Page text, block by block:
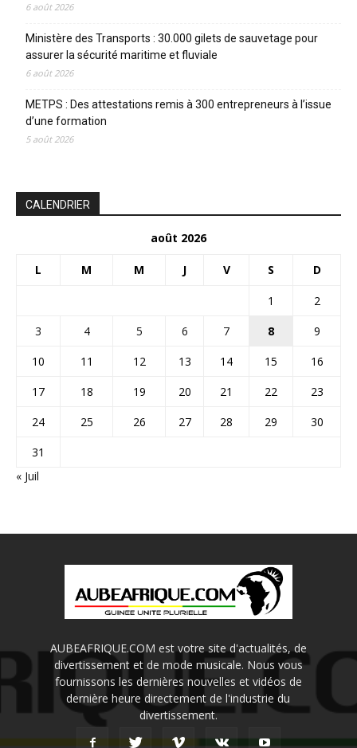
6 août 2026
Ministère des Transports : 30.000 gilets de sauvetage pour
assurer la sécurité maritime et fluviale
6 août 2026
METPS : Des attestations remis à 300 entrepreneurs à l’issue
d’une formation
5 août 2026
CALENDRIER
août 2026
L M M J V S D
1
2
3
4 5 6 7 8
9
10
11 12 13 14 15
16
17
18 19 20 21 22
23
24
25 26 27 28 29
30
31
« Juil
AUBEAFRIQUE.COM est votre site d'actualités, de
divertissement et de mode musicale. Nous vous
fournissons les dernières nouvelles et vidéos de
dernière heure directement de l'industrie du
divertissement.